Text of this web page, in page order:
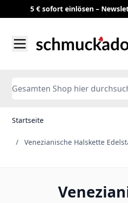
5 € sofort einlösen –
Search
Startseite
/ Venezianische Halskette